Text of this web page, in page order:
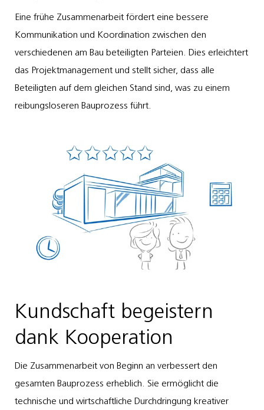
Eine frühe Zusammenarbeit fördert eine bessere
Kommunikation und Koordination zwischen den
verschiedenen am Bau beteiligten Parteien. Dies erleichtert
das Projektmanagement und stellt sicher, dass alle
Beteiligten auf dem gleichen Stand sind, was zu einem
reibungsloseren Bauprozess führt​.
Kundschaft begeistern
dank Kooperation
Die Zusammenarbeit von Beginn an verbessert den
gesamten Bauprozess erheblich. Sie ermöglicht die
technische und wirtschaftliche Durchdringung kreativer